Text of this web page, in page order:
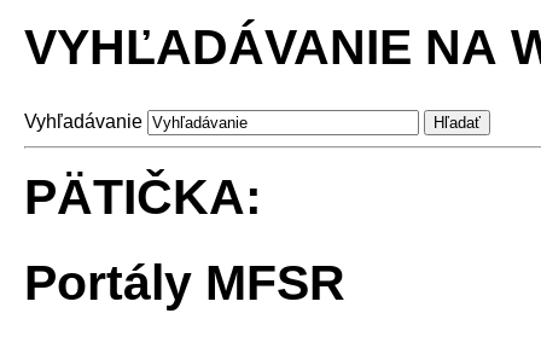
VYHĽADÁVANIE NA
Vyhľadávanie
PÄTIČKA:
Portály MFSR